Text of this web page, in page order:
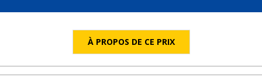
À PROPOS DE CE PRIX